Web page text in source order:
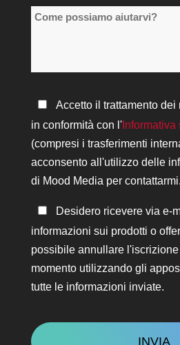
sedi
Come
Informativa
sulla
privacy
*
Accetto il trattamento
in conformità con l'Informativa
(compresi i trasferimenti
acconsento all'utilizzo delle
di Mood Media per contattarmi.
Rimanere
in
contatto
Desidero ricevere via e-
informazioni sui prodotti o
possibile annullare
momento utilizzando gli
tutte le informazioni inviate.